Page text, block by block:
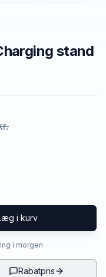
stand
i kurv
i morgen
Rabatpris